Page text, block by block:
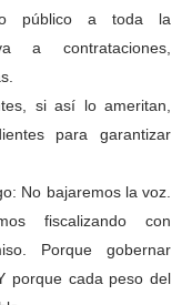
público a toda la
a contrataciones,
si así lo ameritan,
para garantizar
No bajaremos la voz.
fiscalizando con
Porque gobernar
porque cada peso del